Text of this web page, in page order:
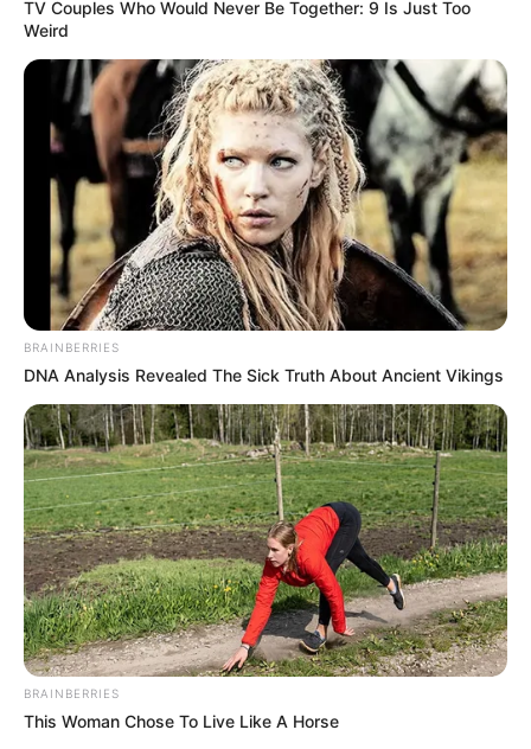
TV Couples Who Would Never Be Together: 9 Is Just Too
Weird
BRAINBERRIES
DNA Analysis Revealed The Sick Truth About Ancient Vikings
BRAINBERRIES
This Woman Chose To Live Like A Horse